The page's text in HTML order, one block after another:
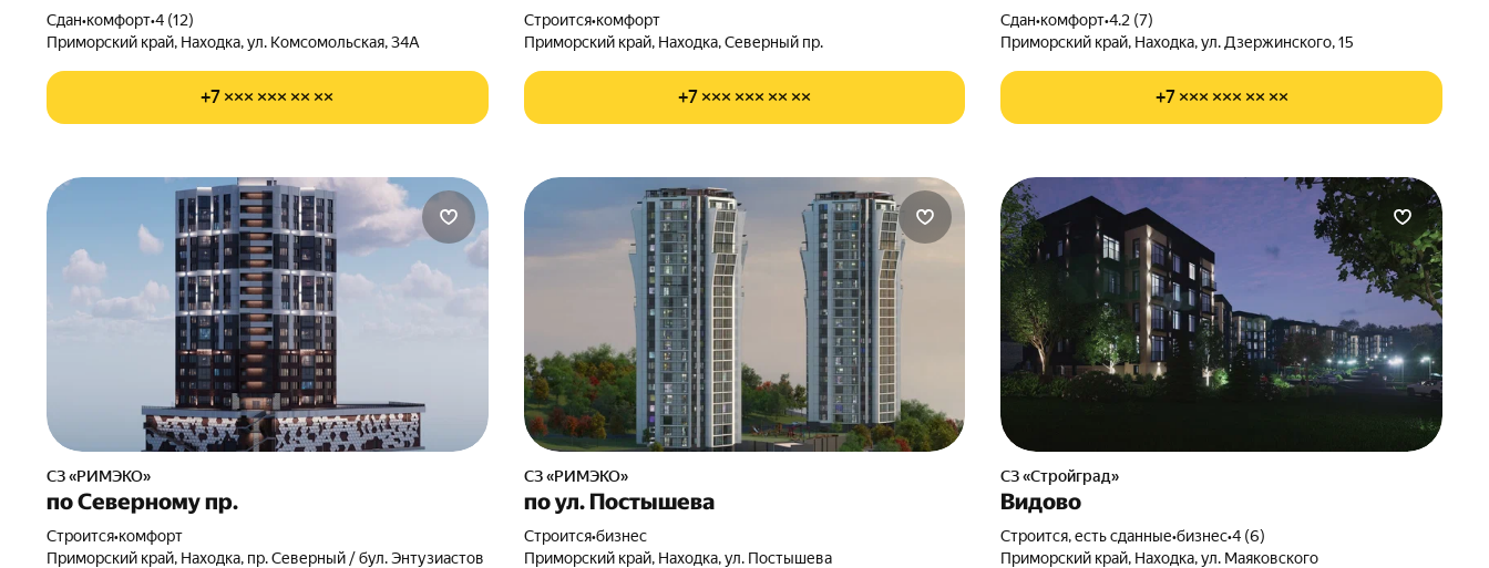
Сдан•комфорт•4 (12)
Приморский край, Находка, ул. Комсомольская, 34А
+7 ××× ××× ×× ××
Строится•комфорт
Приморский край, Находка, Северный пр.
+7 ××× ××× ×× ××
Сдан•комфорт•4.2 (7)
Приморский край, Находка, ул. Дзержинского, 15
+7 ××× ××× ×× ××
СЗ «РИМЭКО»
по Северному пр.
Строится•комфорт
Приморский край, Находка, пр. Северный / бул. Энтузиастов
СЗ «РИМЭКО»
по ул. Постышева
Строится•бизнес
Приморский край, Находка, ул. Постышева
СЗ «Стройград»
Видово
Строится, есть сданные•бизнес•4 (6)
Приморский край, Находка, ул. Маяковского